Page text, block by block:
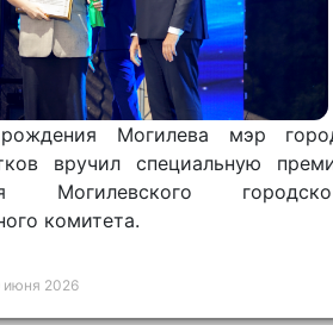
Могилева мэр
вручил специальную
Могилевского
комитета.
июня 2026